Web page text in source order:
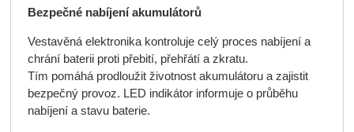
Bezpečné nabíjení akumulátorů
Vestavěná elektronika kontroluje celý proces nabíjení a
chrání baterii proti přebití, přehřátí a zkratu.
Tím pomáhá prodloužit životnost akumulátoru a zajistit
bezpečný provoz. LED indikátor informuje o průběhu
nabíjení a stavu baterie.